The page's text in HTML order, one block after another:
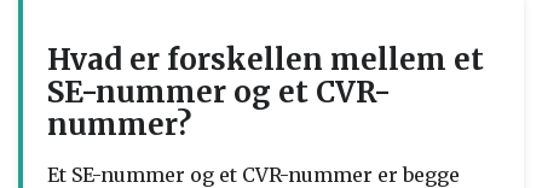
Hvad er forskellen mellem et
SE-nummer og et CVR-
nummer?
Et SE-nummer og et CVR-nummer er begge